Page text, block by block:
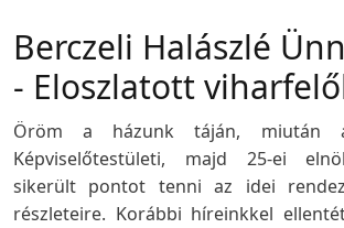
Berczeli Halászlé
- Eloszlatott
Öröm a házunk táján, miután
Képviselőtestületi, majd 25-ei
sikerült pontot tenni az idei
részleteire. Korábbi híreinkkel